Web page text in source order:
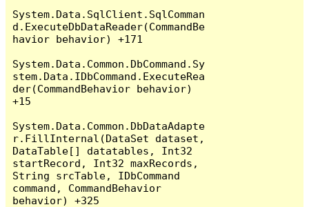
System.Data.SqlClient.SqlComman
d.ExecuteDbDataReader(CommandBe
havior behavior) +171
System.Data.Common.DbCommand.Sy
stem.Data.IDbCommand.ExecuteRea
der(CommandBehavior behavior)
+15
System.Data.Common.DbDataAdapte
r.FillInternal(DataSet dataset,
DataTable[] datatables, Int32
startRecord, Int32 maxRecords,
String srcTable, IDbCommand
command, CommandBehavior
behavior) +325